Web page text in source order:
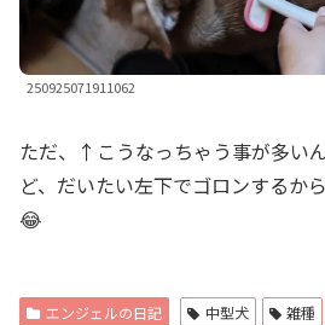
250925071911062
ただ、↑こうなっちゃう事が多い
ど、だいたい左下でゴロンするか
😂
エンジェルの日記 中型犬 雑種